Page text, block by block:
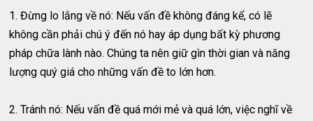
1. Đừng lo lắng về nó: Nếu vấn đề không đáng kể, có lẽ
không cần phải chú ý đến nó hay áp dụng bất kỳ phương
pháp chữa lành nào. Chúng ta nên giữ gìn thời gian và năng
lượng quý giá cho những vấn đề to lớn hơn.
2. Tránh nó: Nếu vấn đề quá mới mẻ và quá lớn, việc nghĩ về